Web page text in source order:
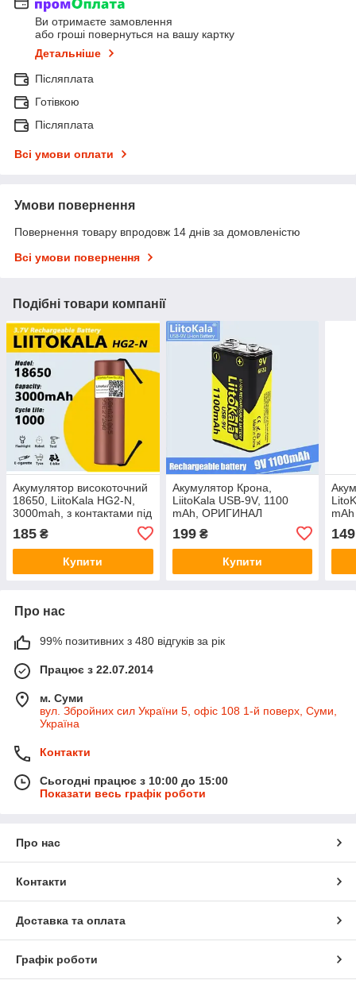
Ви отримаєте замовлення
або гроші повернуться на вашу картку
Детальніше
Післяплата
Готівкою
Післяплата
Всі умови оплати
Умови повернення
Повернення товару впродовж 14 днів за домовленістю
Всі умови повернення
Подібні товари компанії
Акумулятор високоточний
18650, LiitoKala HG2-N,
3000mah, з контактами під
185 ₴
Купити
Акумулятор Крона,
LiitoKala USB-9V, 1100
mAh, ОРИГИНАЛ
199₴
Купити
149
Про нас
99% позитивних з 480 відгуків за рік
Працює з 22.07.2014
м. Суми
вул. Збройних сил України 5, офіс 108 1-й поверх, Суми,
Україна
Контакти
Сьогодні працює з 10:00 до 15:00
Показати весь графік роботи
Про нас
Контакти
Доставка та оплата
Графік роботи